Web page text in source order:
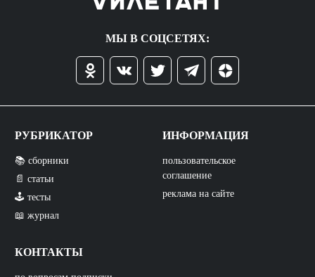
МЫ В СОЦСЕТЯХ:
РУБРИКАТОР
📚 сборники
📄 статьи
🕹️ тесты
📖 журнал
КОНТАКТЫ
ИНФОРМАЦИЯ
пользовательское
соглашение
реклама на сайте